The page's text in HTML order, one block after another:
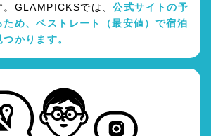
。GLAMPICKSでは、公式サイトの予
め、ベストレート（最安値）で宿泊
かります。